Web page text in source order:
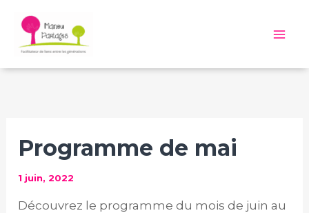
contenu
Programme de mai
1 juin, 2022
Découvrez le programme du mois de juin au